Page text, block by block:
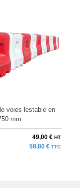
voies lestable en
mm
49,00 € HT
58,80 € TTC